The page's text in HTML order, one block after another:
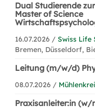
Dual Studierende
Master of Science
16.07.2026 / Swiss Life
Bremen, Düsseldorf,
Leitung (m/w/d)
08.07.2026 /
Praxisanleiter:in